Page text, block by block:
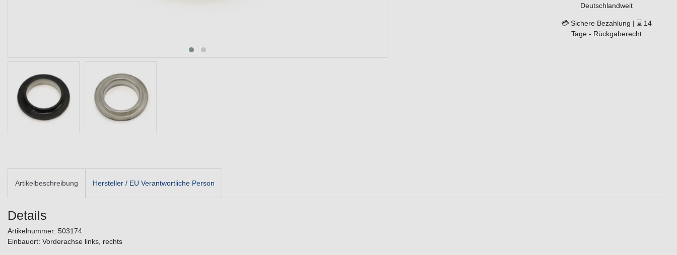
Deutschlandweit
💳 Sichere Bezahlung | ⌛ 14
Tage - Rückgaberecht
Artikelbeschreibung Hersteller / EU Verantwortliche Person
Details
Artikelnummer: 503174
Einbauort: Vorderachse links, rechts